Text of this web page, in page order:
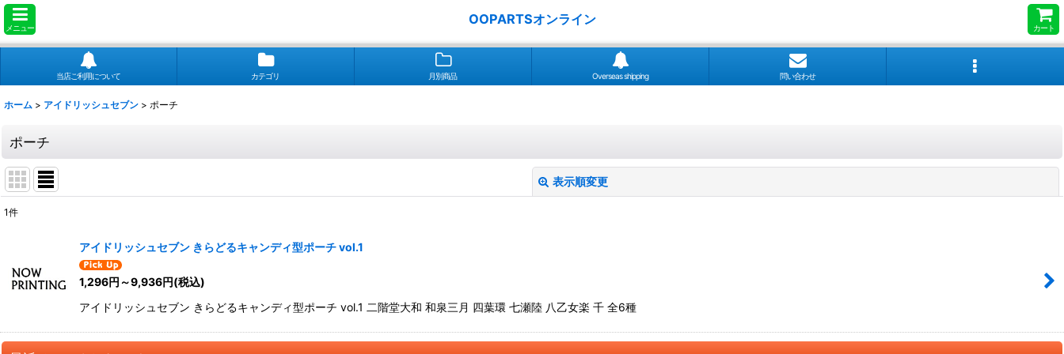
メニュー
OOPARTSオンライン
カート
当店ご利用について カテゴリ 月別商品 Overseas shipping 問い合わせ
ホーム > アイドリッシュセブン > ポーチ
ポーチ
表示順変更
並び順
絞り込む
1件
アイドリッシュセブン きらどるキャンディ型ポーチ vol.1
1,296円 ～9,936円(税込)
アイドリッシュセブン きらどるキャンディ型ポーチ vol.1 二階堂大和 和泉三月 四葉環 七瀬陸 八乙女楽 千 全6種